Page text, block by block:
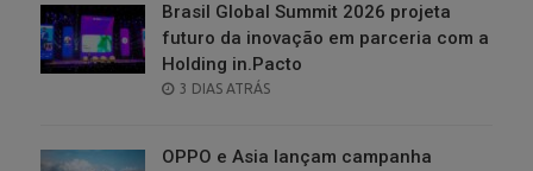
Brasil Global Summit 2026 projeta
futuro da inovação em parceria com a
Holding in.Pacto
POSTED
3 DIAS ATRÁS
OPPO e Asia lançam campanha